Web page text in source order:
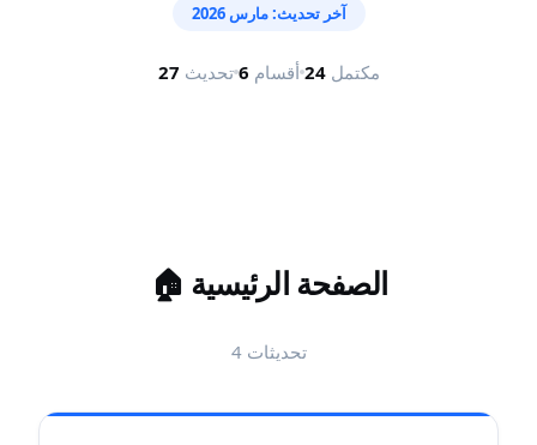
آخر تحديث: مارس 2026
27 تحديث 6 أقسام 24 مكتمل
🏠 الصفحة الرئيسية
4 تحديثات